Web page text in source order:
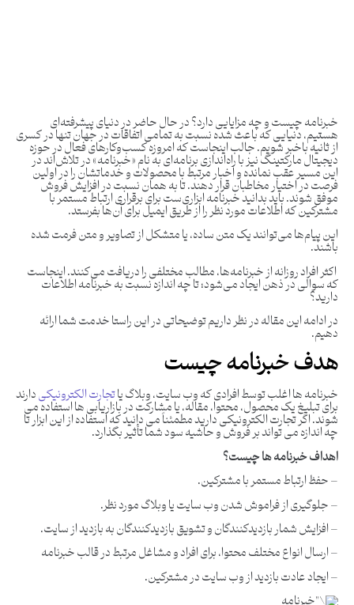
خبرنامه چیست و چه مزایایی دارد؟ در حال حاضر در دنیای پیشرفته‌ای
هستیم، دنیایی که باعث شده نسبت به تمامی اتفاقات در جهان تنها در کسری
از ثانیه باخبر شویم. جالب اینجاست که امروزه کسب‌وکارهای فعال در حوزه
دیجیتال مارکتینگ نیز با راه‌اندازی برنامه‌ای به نام «خبرنامه» در تلاش‌اند در
این مسیر عقب نمانده و اخبار مرتبط با محصولات و خدماتشان را در اولین
فرصت در اختیار مخاطبان قرار دهند. تا به همان نسبت در افزایش فروش
موفق شوند. باید بدانید خبرنامه ابزاری‌ست برای برقراری ارتباط مستمر با
مشترکین که اطلاعات مورد نظر را از طریق ایمیل برای آن‌ها بفرستد.
این پیام‌ها می‌توانند یک متن ساده، یا متشکل از تصاویر و متن فرمت شده
باشند.
اکثر افراد روزانه از خبرنامه‌ها، مطالب مختلفی را دریافت می‌کنند. اینجاست
که سوالی در ذهن ایجاد می‌شود؛ تا چه اندازه نسبت به خبرنامه اطلاعات
دارید؟
در ادامه این مقاله در نظر داریم توضیحاتی در این راستا خدمت شما ارائه
دهیم.
هدف خبرنامه چیست
خبرنامه ها اغلب توسط افرادی که وب سایت، وبلاگ یاتجارت الکترونیکیدارند
برای تبلیغ یک محصول، محتوا، مقاله، یا مشارکت در بازاریابی ها استفاده می
شوند. اگر تجارت الکترونیکی دارید مطمئناً می دانید که استفاده از این ابزار تا
چه اندازه می تواند بر فروش و حاشیه سود شما تأثیر بگذارد.
اهداف خبرنامه‌ ها چیست؟
– حفظ ارتباط مستمر با مشترکین.
– جلوگیری از فراموش شدن وب سایت یا وبلاگ مورد نظر.
– افزایش شمار بازدیدکنندگان و تشویق بازدیدکنندگان به بازدید از سایت.
– ارسال انواع مختلف محتوا، برای افراد و مشاغل مرتبط در قالب خبرنامه
– ایجاد عادت بازدید از وب سایت در مشترکین.